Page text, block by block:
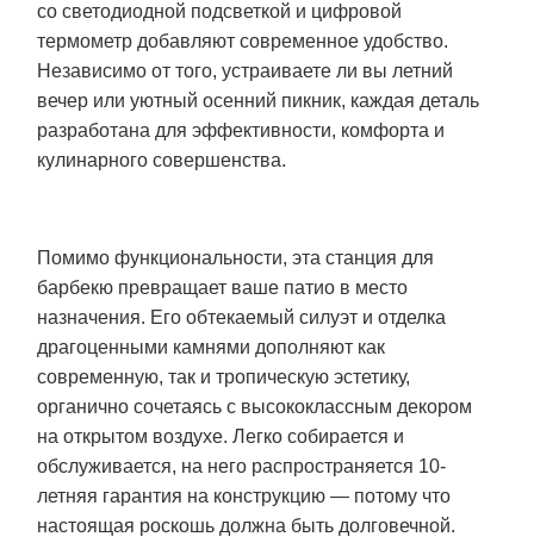
со светодиодной подсветкой и цифровой
термометр добавляют современное удобство.
Независимо от того, устраиваете ли вы летний
вечер или уютный осенний пикник, каждая деталь
разработана для эффективности, комфорта и
кулинарного совершенства.
Помимо функциональности, эта станция для
барбекю превращает ваше патио в место
назначения. Его обтекаемый силуэт и отделка
драгоценными камнями дополняют как
современную, так и тропическую эстетику,
органично сочетаясь с высококлассным декором
на открытом воздухе. Легко собирается и
обслуживается, на него распространяется 10-
летняя гарантия на конструкцию — потому что
настоящая роскошь должна быть долговечной.